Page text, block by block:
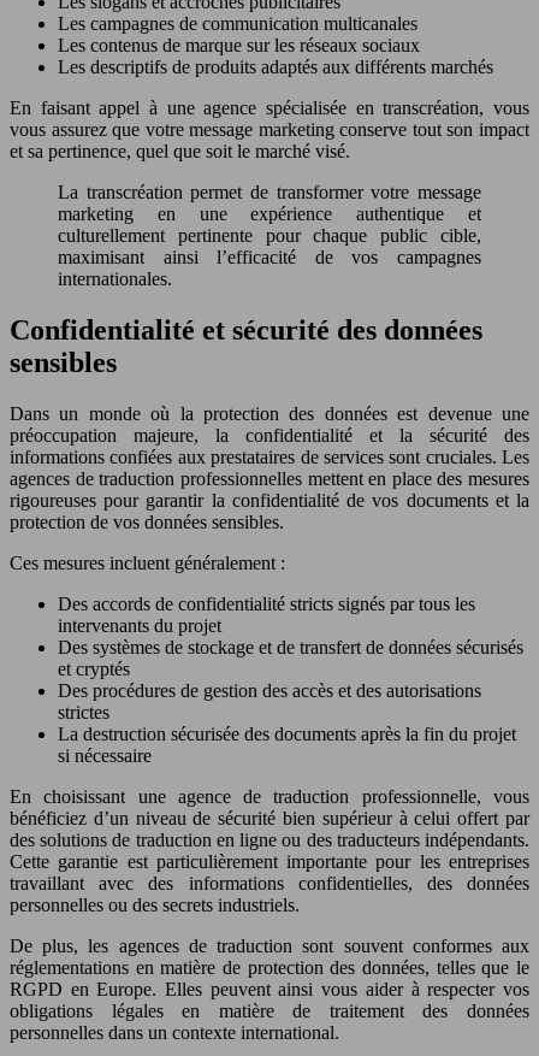
Les campagnes de communication multicanales
Les contenus de marque sur les réseaux sociaux
Les descriptifs de produits adaptés aux différents marchés
En faisant appel à une agence spécialisée en transcréation, vous
vous assurez que votre message marketing conserve tout son impact
et sa pertinence, quel que soit le marché visé.
La transcréation permet de transformer votre message
marketing en une expérience authentique et
culturellement pertinente pour chaque public cible,
maximisant ainsi l’efficacité de vos campagnes
internationales.
Confidentialité et sécurité des données
sensibles
Dans un monde où la protection des données est devenue une
préoccupation majeure, la confidentialité et la sécurité des
informations confiées aux prestataires de services sont cruciales. Les
agences de traduction professionnelles mettent en place des mesures
rigoureuses pour garantir la confidentialité de vos documents et la
protection de vos données sensibles.
Ces mesures incluent généralement :
Des accords de confidentialité stricts signés par tous les
intervenants du projet
Des systèmes de stockage et de transfert de données sécurisés
et cryptés
Des procédures de gestion des accès et des autorisations
strictes
La destruction sécurisée des documents après la fin du projet
si nécessaire
En choisissant une agence de traduction professionnelle, vous
bénéficiez d’un niveau de sécurité bien supérieur à celui offert par
des solutions de traduction en ligne ou des traducteurs indépendants.
Cette garantie est particulièrement importante pour les entreprises
travaillant avec des informations confidentielles, des données
personnelles ou des secrets industriels.
De plus, les agences de traduction sont souvent conformes aux
réglementations en matière de protection des données, telles que le
RGPD en Europe. Elles peuvent ainsi vous aider à respecter vos
obligations légales en matière de traitement des données
personnelles dans un contexte international.